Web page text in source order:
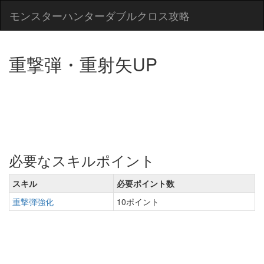
モンスターハンターダブルクロス攻略
重撃弾・重射矢UP
必要なスキルポイント
スキル
必要ポイント数
重撃弾強化
10ポイント